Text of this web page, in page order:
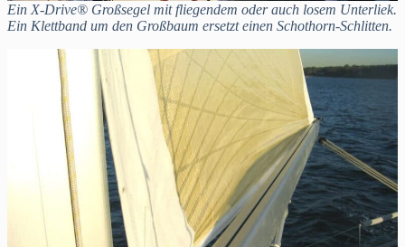
Ein X-Drive® Großsegel mit fliegendem oder auch losem Unterliek.
Ein Klettband um den Großbaum ersetzt einen Schothorn-Schlitten.